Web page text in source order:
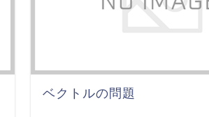
ベクトルの問題